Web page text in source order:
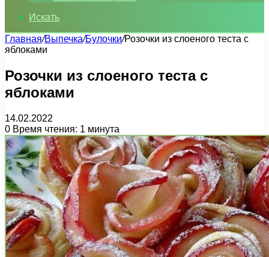
Искать
Главная/Выпечка/Булочки/Розочки из слоеного теста с
яблоками
Розочки из слоеного теста с
яблоками
14.02.2022
0 Время чтения: 1 минута